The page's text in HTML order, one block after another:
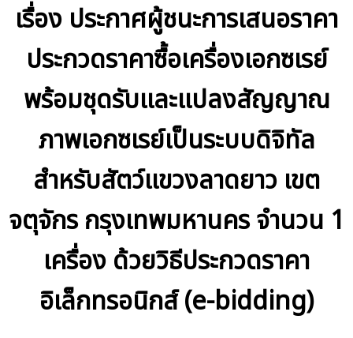
เรื่อง ประกาศผู้ชนะการเสนอราคา
ประกวดราคาซื้อเครื่องเอกซเรย์
พร้อมชุดรับและแปลงสัญญาณ
ภาพเอกซเรย์เป็นระบบดิจิทัล
สำหรับสัตว์แขวงลาดยาว เขต
จตุจักร กรุงเทพมหานคร จำนวน 1
เครื่อง ด้วยวิธีประกวดราคา
อิเล็กทรอนิกส์ (e-bidding)